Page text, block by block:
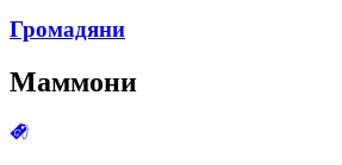
Громадяни
Маммони